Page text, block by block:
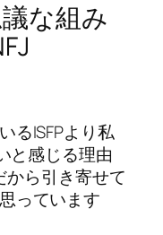
な組み
るISFPより私
と感じる理由
から引き寄せて
っています